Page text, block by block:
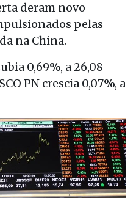
deram novo
pelas
na China.
0,69%, a 26,08
PN crescia 0,07%, a